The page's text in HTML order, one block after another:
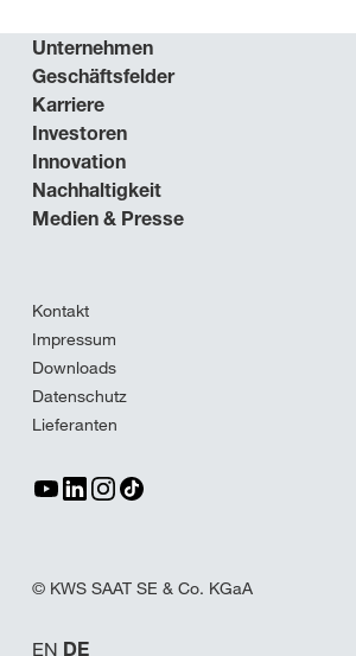
Unternehmen
Geschäftsfelder
Karriere
Investoren
Innovation
Nachhaltigkeit
Medien & Presse
Kontakt
Impressum
Downloads
Datenschutz
Lieferanten
© KWS SAAT SE & Co. KGaA
EN DE